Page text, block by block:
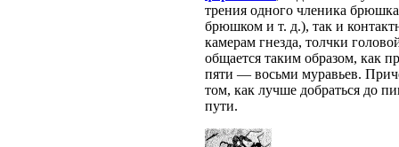
трения одного членика
брюшком и т. д.), так и
камерам гнезда, толчки
общается таким образом, как
пяти — восьми муравьев.
том, как лучше добраться до
пути.